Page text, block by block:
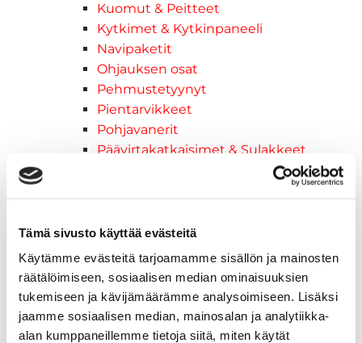
Tämä sivusto käyttää evästeitä
Käytämme evästeitä tarjoamamme sisällön ja mainosten
räätälöimiseen, sosiaalisen median ominaisuuksien
tukemiseen ja kävijämäärämme analysoimiseen. Lisäksi
jaamme sosiaalisen median, mainosalan ja analytiikka-
alan kumppaneillemme tietoja siitä, miten käytät
Kuomut & Peitteet
Kytkimet & Kytkinpaneeli
Navipaketit
Ohjauksen osat
Pehmustetyynyt
Pientarvikkeet
Pohjavanerit
Päävirtakatkaisimet & Sulakkeet
Tuulilasit
Törmäyskumit
Valomastot & Kulkuvalot
Vesihiihtokaaret & Uistelutargat
Veneistuin
Buster Hoitotuotteet